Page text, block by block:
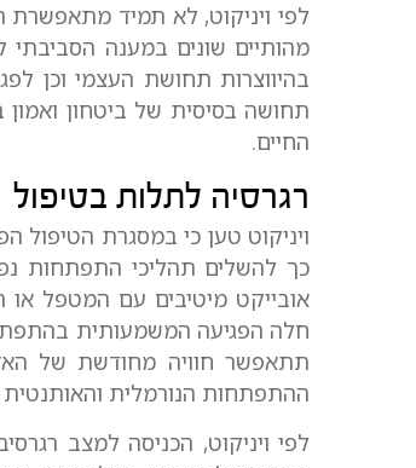
לפי ויניקוט, לא תמיד
מהותיים שונים במענה הסביבתי
בהיווצרות תחושת העצמי וכן
תחושה בסיסית של ביטחון ואמון
החיים.
רגרסיה לתלות בטיפול
ויניקוט טען כי במסגרת הטיפול
כך להשלים תהליכי התפתחות
אובייקט מיטיבים עם המטפל או
חלה הפגיעה המשמעותית
תתאפשר חוויה מחודשת של
ההתפתחות הנורמלית
לפי ויניקוט, הכניסה למצב